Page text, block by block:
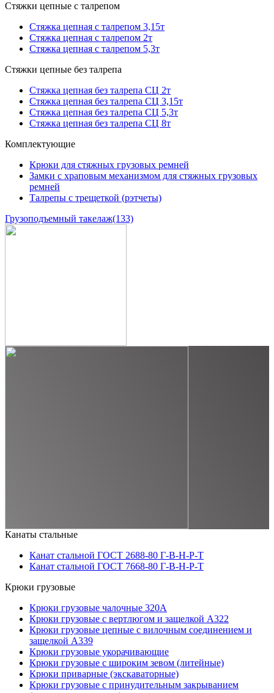
Стяжки цепные с талрепом
Стяжка цепная с талрепом 3,15т
Стяжка цепная с талрепом 2т
Стяжка цепная с талрепом 5,3т
Стяжки цепные без талрепа
Стяжка цепная без талрепа СЦ 2т
Стяжка цепная без талрепа СЦ 3,15т
Стяжка цепная без талрепа СЦ 5,3т
Стяжка цепная без талрепа СЦ 8т
Комплектующие
Крюки для стяжных грузовых ремней
Замки с храповым механизмом для стяжных грузовых
ремней
Талрепы с трещеткой (рэтчеты)
Грузоподъемный такелаж(133)
Канаты стальные
Канат стальной ГОСТ 2688-80 Г-В-Н-Р-Т
Канат стальной ГОСТ 7668-80 Г-В-Н-Р-Т
Крюки грузовые
Крюки грузовые чалочные 320А
Крюки грузовые с вертлюгом и защелкой А322
Крюки грузовые цепные с вилочным соединением и
защелкой А339
Крюки грузовые укорачивающие
Крюки грузовые с широким зевом (литейные)
Крюки приварные (экскаваторные)
Крюки грузовые с принудительным закрыванием